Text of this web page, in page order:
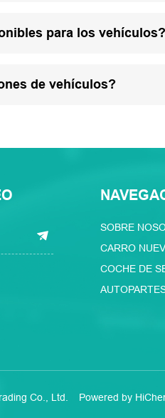
para los vehículos?
de vehículos?
SOBRE
CARRO
COCHE DE
Co., Ltd. Powered by